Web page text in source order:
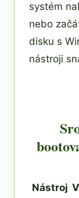
systém
nebo
disku s
nástroji
Nástroj